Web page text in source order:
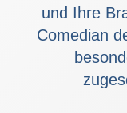
und Ihre
Comedian